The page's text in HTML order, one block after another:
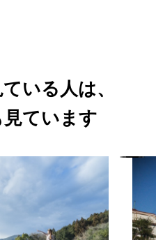
いる人は、
ています